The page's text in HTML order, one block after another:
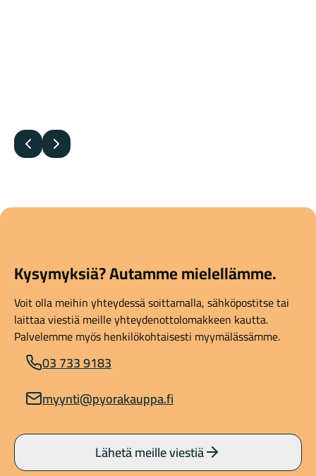
Edellinen
Seuraava
Kysymyksiä? Autamme mielellämme.
Voit olla meihin yhteydessä soittamalla, sähköpostitse tai
laittaa viestiä meille yhteydenottolomakkeen kautta.
Palvelemme myös henkilökohtaisesti myymälässämme.
03 733 9183
myynti@pyorakauppa.fi
Lähetä meille viestiä